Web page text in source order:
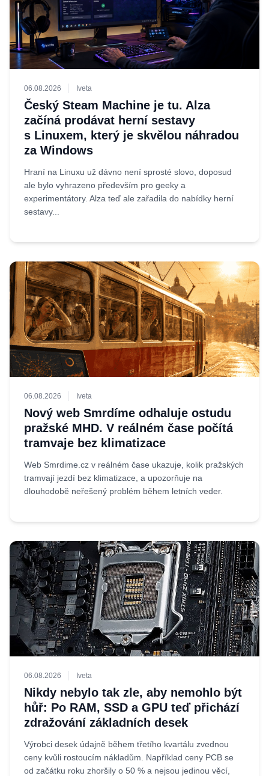
06.08.2026 Iveta
Český Steam Machine je tu. Alza
začíná prodávat herní sestavy
s Linuxem, který je skvělou náhradou
za Windows
Hraní na Linuxu už dávno není sprosté slovo, doposud
ale bylo vyhrazeno především pro geeky a
experimentátory. Alza teď ale zařadila do nabídky herní
sestavy...
06.08.2026 Iveta
Nový web Smrdíme odhaluje ostudu
pražské MHD. V reálném čase počítá
tramvaje bez klimatizace
Web Smrdime.cz v reálném čase ukazuje, kolik pražských
tramvají jezdí bez klimatizace, a upozorňuje na
dlouhodobě neřešený problém během letních veder.
06.08.2026 Iveta
Nikdy nebylo tak zle, aby nemohlo být
hůř: Po RAM, SSD a GPU teď přichází
zdražování základních desek
Výrobci desek údajně během třetího kvartálu zvednou
ceny kvůli rostoucím nákladům. Například ceny PCB se
od začátku roku zhoršily o 50 % a nejsou jedinou věcí,